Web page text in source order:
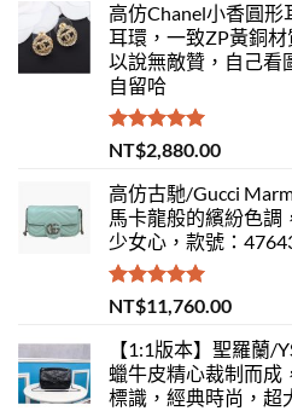
高仿Chanel小香圓
耳環，一致ZP黃銅
以說無敵贊，自己看
自留哈
評分 5.00
滿分 5
NT$2,880.00
高仿古馳/Gucci
馬卡龍般的繽紛色調
少女心，款號：
評分5.00
滿分 5
NT$11,760.00
【1:1版本】聖羅蘭/
蠟牛皮精心裁制而成
標識，經典時尚，超